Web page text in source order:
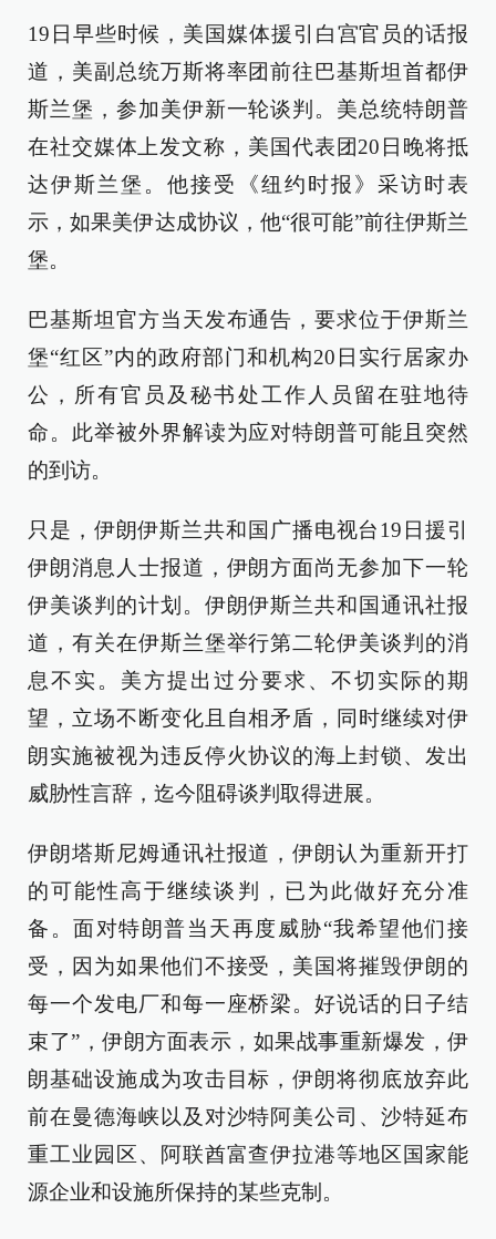
19日早些时候，美国媒体援引白宫官员的话报
道，美副总统万斯将率团前往巴基斯坦首都伊
斯兰堡，参加美伊新一轮谈判。美总统特朗普
在社交媒体上发文称，美国代表团20日晚将抵
达伊斯兰堡。他接受《纽约时报》采访时表
示，如果美伊达成协议，他“很可能”前往伊斯兰
堡。
巴基斯坦官方当天发布通告，要求位于伊斯兰
堡“红区”内的政府部门和机构20日实行居家办
公，所有官员及秘书处工作人员留在驻地待
命。此举被外界解读为应对特朗普可能且突然
的到访。
只是，伊朗伊斯兰共和国广播电视台19日援引
伊朗消息人士报道，伊朗方面尚无参加下一轮
伊美谈判的计划。伊朗伊斯兰共和国通讯社报
道，有关在伊斯兰堡举行第二轮伊美谈判的消
息不实。美方提出过分要求、不切实际的期
望，立场不断变化且自相矛盾，同时继续对伊
朗实施被视为违反停火协议的海上封锁、发出
威胁性言辞，迄今阻碍谈判取得进展。
伊朗塔斯尼姆通讯社报道，伊朗认为重新开打
的可能性高于继续谈判，已为此做好充分准
备。面对特朗普当天再度威胁“我希望他们接
受，因为如果他们不接受，美国将摧毁伊朗的
每一个发电厂和每一座桥梁。好说话的日子结
束了”，伊朗方面表示，如果战事重新爆发，伊
朗基础设施成为攻击目标，伊朗将彻底放弃此
前在曼德海峡以及对沙特阿美公司、沙特延布
重工业园区、阿联酋富查伊拉港等地区国家能
源企业和设施所保持的某些克制。